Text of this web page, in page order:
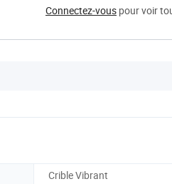
Connectez-vous pour voir
Crible Vibrant